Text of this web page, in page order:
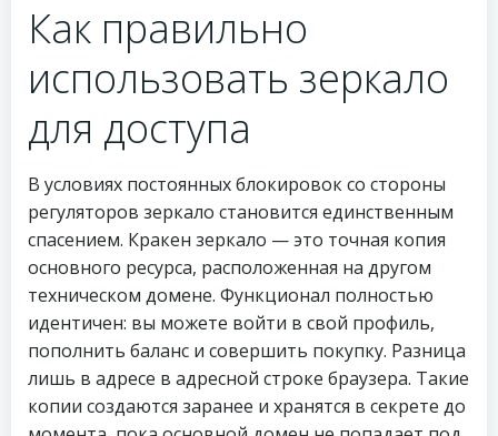
Как правильно
использовать зеркало
для доступа
В условиях постоянных блокировок со стороны
регуляторов зеркало становится единственным
спасением. Кракен зеркало — это точная копия
основного ресурса, расположенная на другом
техническом домене. Функционал полностью
идентичен: вы можете войти в свой профиль,
пополнить баланс и совершить покупку. Разница
лишь в адресе в адресной строке браузера. Такие
копии создаются заранее и хранятся в секрете до